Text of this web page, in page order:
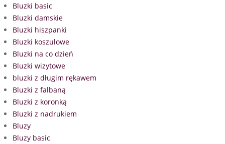
Bluzki basic
Bluzki damskie
Bluzki hiszpanki
Bluzki koszulowe
Bluzki na co dzień
Bluzki wizytowe
bluzki z długim rękawem
Bluzki z falbaną
Bluzki z koronką
Bluzki z nadrukiem
Bluzy
Bluzy basic